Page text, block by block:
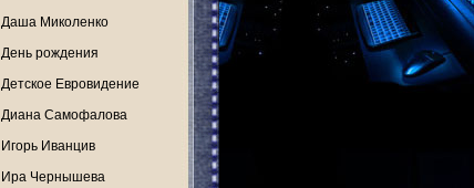
Даша Миколенко
День рождения
Детское Евровидение
Диана Самофалова
Игорь Иванцив
Ира Чернышева